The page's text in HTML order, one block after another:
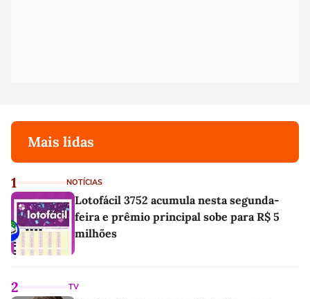
Mais lidas
1 NOTÍCIAS
Lotofácil 3752 acumula nesta segunda-
feira e prêmio principal sobe para R$ 5
milhões
2 TV